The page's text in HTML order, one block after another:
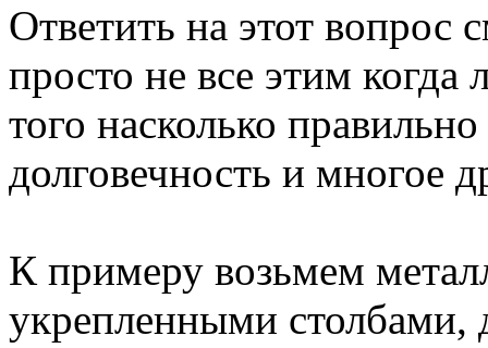
Ответить на этот вопрос
просто не все этим
того насколько
долговечность и многое
К примеру возьмем
укрепленными столбами,